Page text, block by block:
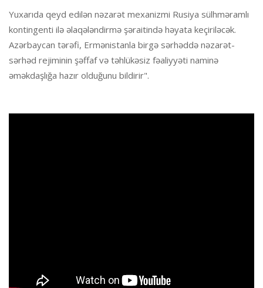
Yuxarıda qeyd edilən nəzarət mexanizmi Rusiya sülhməramlı
kontingenti ilə əlaqələndirmə şəraitində həyata keçiriləcək.
Azərbaycan tərəfi, Ermənistanla birgə sərhəddə nəzarət-
sərhəd rejiminin şəffaf və təhlükəsiz fəaliyyəti naminə
əməkdaşlığa hazır olduğunu bildirir".